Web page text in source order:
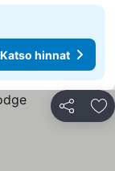
Katso hinnat
Jaa